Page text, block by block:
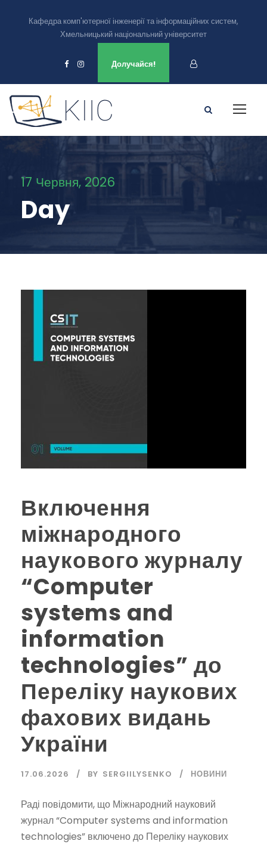
Кафедра комп'ютерної інженерії та інформаційних систем,
Хмельницький національний університет
Долучайся!
17 Червня, 2026
Day
Включення
міжнародного
наукового журналу
“Computer
systems and
information
technologies” до
Переліку наукових
фахових видань
України
17.06.2026 BY SERGIILYSENKO НОВИНИ
Раді повідомити, що Міжнародний науковий
журнал “Computer systems and information
technologies” включено до Переліку наукових